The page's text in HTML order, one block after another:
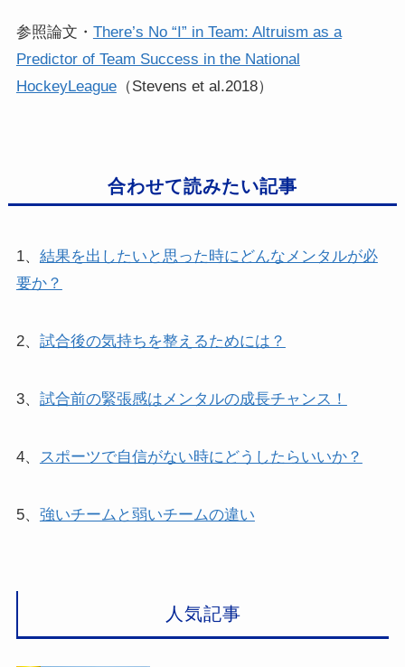
参照論文・ There’s No “I” in Team: Altruism as a
Predictor of Team Success in the National
HockeyLeague（Stevens et al.2018）
合わせて読みたい記事
1、 結果を出したいと思った時にどんなメンタルが必
要か？
2、 試合後の気持ちを整えるためには？
3、 試合前の緊張感はメンタルの成長チャンス！
4、 スポーツで自信がない時にどうしたらいいか？
5、 強いチームと弱いチームの違い
人気記事